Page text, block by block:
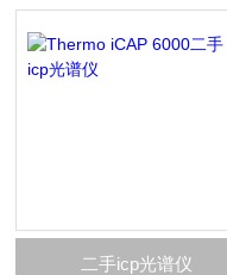
二手icp光谱仪